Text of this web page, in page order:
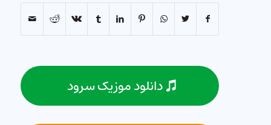
دانلود موزیک سرود